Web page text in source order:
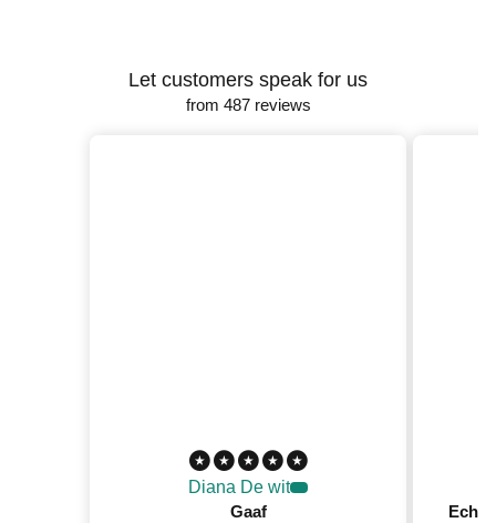
Let customers speak for us
from 487 reviews
Diana De wit
Gaaf